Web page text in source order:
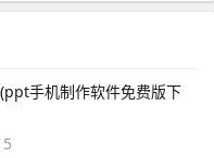
手机制作软件免费版下
5